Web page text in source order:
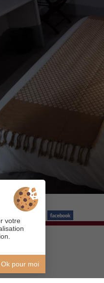
votre
Ok pour moi